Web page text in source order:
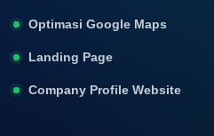
Optimasi Google Maps
Landing Page
Company Profile Website